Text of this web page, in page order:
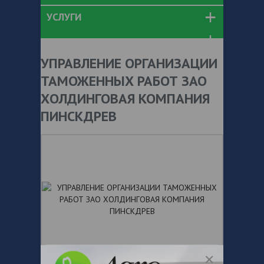
УСЛУГИ
УПРАВЛЕНИЕ ОРГАНИЗАЦИИ
ТАМОЖЕННЫХ РАБОТ ЗАО
ХОЛДИНГОВАЯ КОМПАНИЯ
ПИНСКДРЕВ